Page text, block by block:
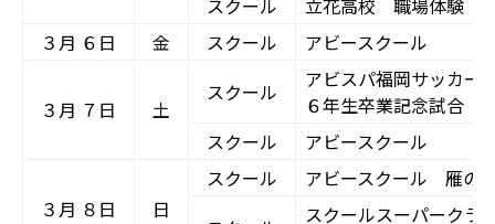
スクール
立花高校 職場体験
３月 ６日
金 スクール アビースクール
３月 ７日 土
スクール
アビスパ福岡サッカー
６年生卒業記念試合
スクール
アビースクール
３月 ８日 日
スクール
アビースクール 雁の
スクールスーパークラ